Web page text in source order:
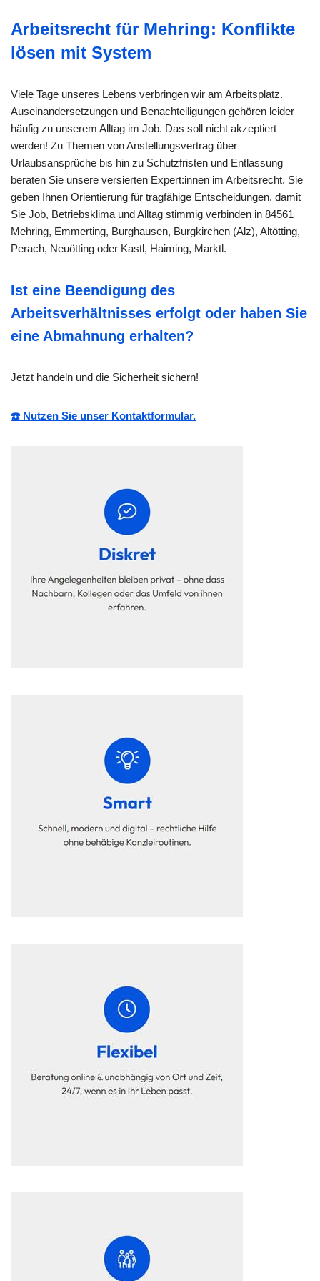
Arbeitsrecht für Mehring: Konflikte
lösen mit System
Viele Tage unseres Lebens verbringen wir am Arbeitsplatz.
Auseinandersetzungen und Benachteiligungen gehören leider
häufig zu unserem Alltag im Job. Das soll nicht akzeptiert
werden! Zu Themen von Anstellungsvertrag über
Urlaubsansprüche bis hin zu Schutzfristen und Entlassung
beraten Sie unsere versierten Expert:innen im Arbeitsrecht. Sie
geben Ihnen Orientierung für tragfähige Entscheidungen, damit
Sie Job, Betriebsklima und Alltag stimmig verbinden in 84561
Mehring, Emmerting, Burghausen, Burgkirchen (Alz), Altötting,
Perach, Neuötting oder Kastl, Haiming, Marktl.
Ist eine Beendigung des
Arbeitsverhältnisses erfolgt oder haben Sie
eine Abmahnung erhalten?
Jetzt handeln und die Sicherheit sichern!
☎️ Nutzen Sie unser Kontaktformular.